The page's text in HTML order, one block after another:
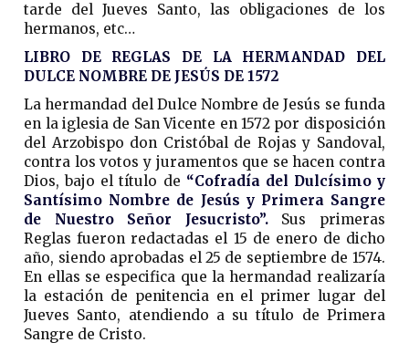
tarde del Jueves Santo, las obligaciones de los
hermanos, etc…
LIBRO DE REGLAS DE LA HERMANDAD DEL
DULCE NOMBRE DE JESÚS DE 1572
La hermandad del Dulce Nombre de Jesús se funda
en la iglesia de San Vicente en 1572 por disposición
del Arzobispo don Cristóbal de Rojas y Sandoval,
contra los votos y juramentos que se hacen contra
Dios, bajo el título de “Cofradía del Dulcísimo y
Santísimo Nombre de Jesús y Primera Sangre
de Nuestro Señor Jesucristo”.Sus primeras
Reglas fueron redactadas el 15 de enero de dicho
año, siendo aprobadas el 25 de septiembre de 1574.
En ellas se especifica que la hermandad realizaría
la estación de penitencia en el primer lugar del
Jueves Santo, atendiendo a su título de Primera
Sangre de Cristo.